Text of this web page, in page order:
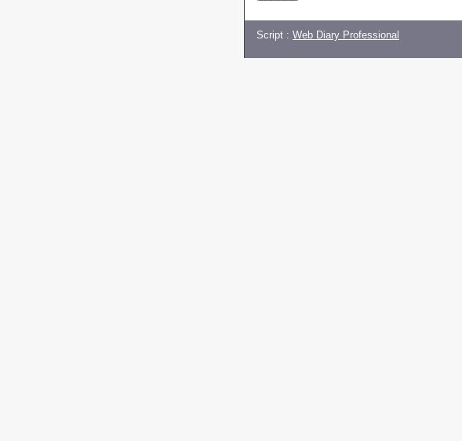
Script : Web Diary Professional